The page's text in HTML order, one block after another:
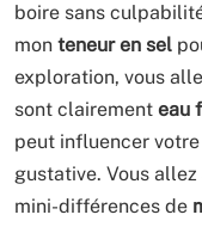
boire sans
mon teneur en sel
exploration, vous
sont clairement eau
peut influencer
gustative. Vous
mini-différences de